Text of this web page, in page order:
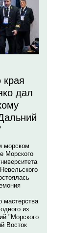
края
дал
морском
Морского
мастерства
из
"Морского
Восток